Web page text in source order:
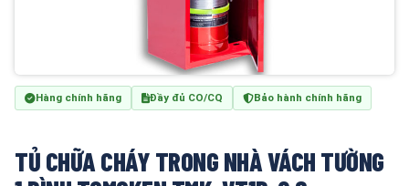
Hàng chính hãng Đầy đủ CO/CQ Bảo hành chính hãng
TỦ CHỮA CHÁY TRONG NHÀ VÁCH TƯỜNG